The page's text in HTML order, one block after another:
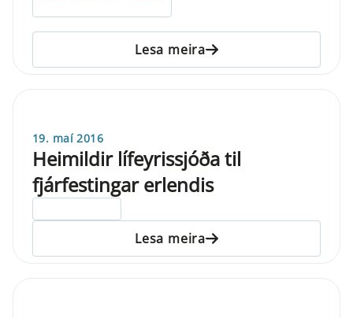
Lesa meira
19. maí 2016
Heimildir lífeyrissjóða til
fjárfestingar erlendis
Lesa meira